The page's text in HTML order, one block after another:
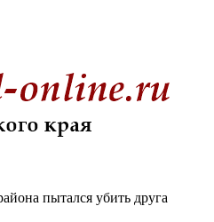
пытался убить друга